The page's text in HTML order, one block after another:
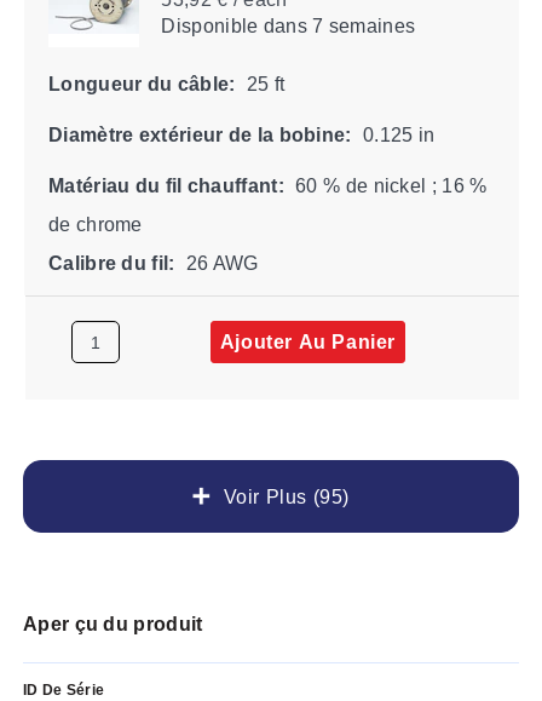
Voir Plus (95)
Disponibledans 7 semaines
Longueur du câble: 25 ft
Diamètre extérieur de la bobine: 0.125 in
Matériau du fil chauffant: 60 % de nickel ; 16 %
de chrome
Calibre du fil:
26 AWG
Ajouter Au Panier
Aper çu du produit
ID De Série